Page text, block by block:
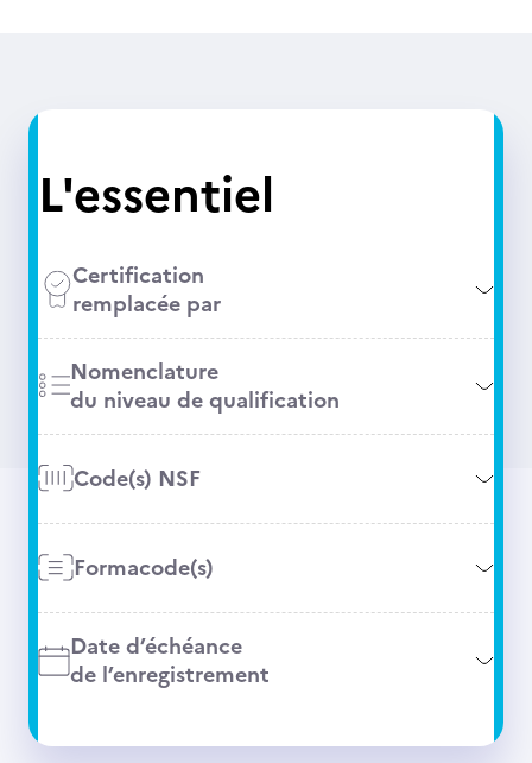
L'essentiel
Certification
remplacée par
Nomenclature
du niveau de qualification
Code(s) NSF
Formacode(s)
Date d’échéance
de l’enregistrement